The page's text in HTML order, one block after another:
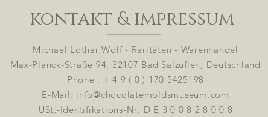
kontakt & impressum
Michael Lothar Wolf - Raritäten - Warenhandel
Max-Planck-Straße 94, 32107 Bad Salzuflen, Deutschland
Phone : + 4 9 ( 0 ) 170 5425198
E-Mail: info@chocolatemoldsmuseum.com
USt.-Identifikations-Nr: D E 3 0 0 8 2 8 0 0 8